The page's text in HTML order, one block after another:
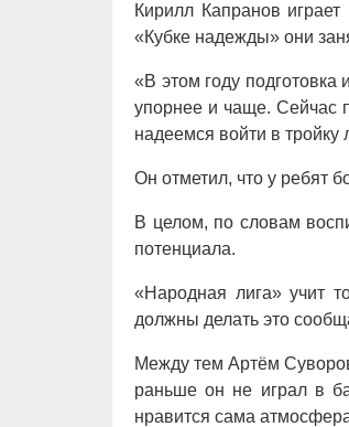
Кирилл Капранов
«Кубке надежды» они
«В этом году
упорнее и чаще. Сейчас
надеемся войти в
Он отметил, что у ребят
В целом, по словам
потенциала.
«Народная лига» учит
должны делать это
Между тем Артём
раньше он не играл в
нравится сама